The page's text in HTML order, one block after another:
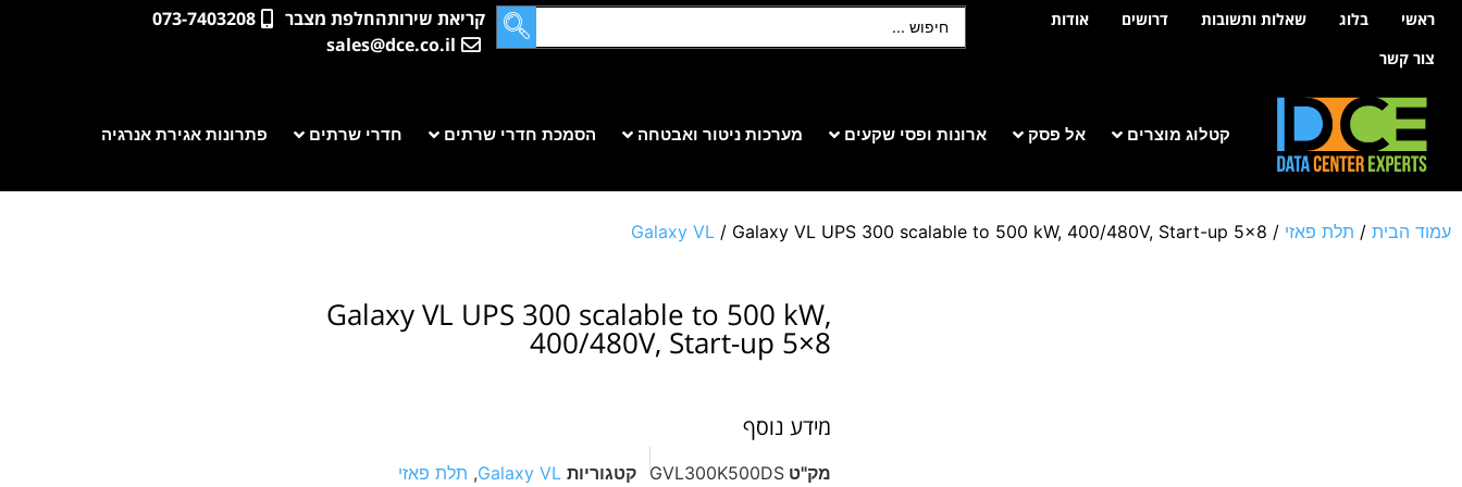
לתוכןראשי בלוג שאלות ותשובות דרושים
אודות
צור קשר
קריאת שירותהחלפת מצבר
073-7403208
sales@dce.co.il
קטלוג מוצרים אל פסק ארונות ופסי שקעים מערכות ניטור ואבטחה הסמכת חדרי שרתים חדרי שרתים פתרונות אגירת אנרגיה
עמוד הבית / תלת פאזי /
Galaxy VL / Galaxy VL UPS 300 scalable to 500 kW, 400/480V, Start-up 5×8
Galaxy VL UPS 300 scalable to 500 kW,
400/480V, Start-up 5×8
מידע נוסף
מק"ט GVL300K500DS קטגוריות Galaxy VL
, תלת פאזי